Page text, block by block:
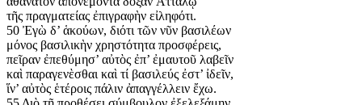
τῆς πραγματείας ἐπιγραφὴν εἰληφότι.
50 Ἐγὼ δ’ ἁκούων, διότι τῶν νῦν βασιλέων
μόνος βασιλικὴν χρηστότητα προσφέρεις,
πεῖραν ἐπεθύμησ’ αὐτὸς ἐπ’ ἐμαυτοῦ λαβεῖν
καὶ παραγενὲσθαι καὶ τί βασιλεύς ἐστ’ ἰδεῖν,
ἵν’ αὐτὸς ἑτέροις πάλιν ἀπαγγέλλειν ἔχω.